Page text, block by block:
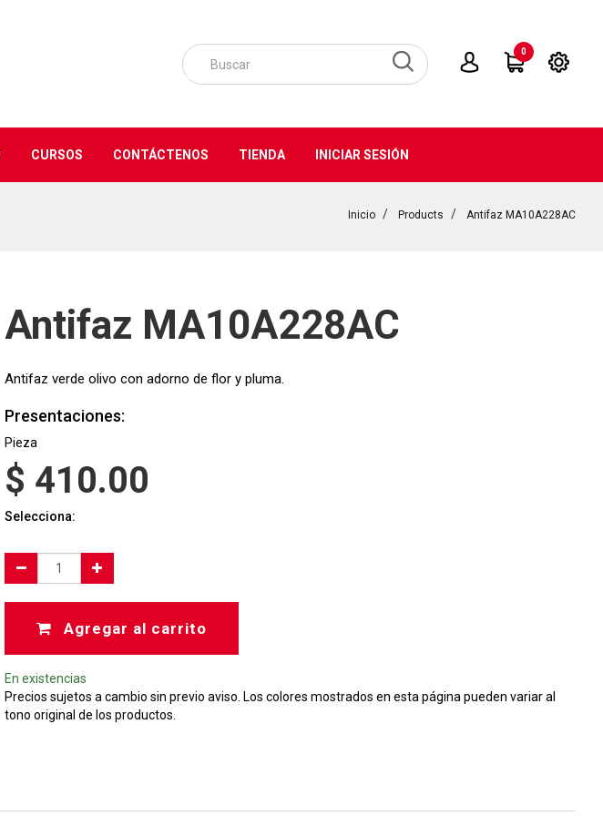
0
CURSOS CONTÁCTENOS TIENDA INICIAR SESIÓN
Inicio Products Antifaz MA10A228AC
Antifaz MA10A228AC
Antifaz verde olivo con adorno de flor y pluma.
Presentaciones:
Pieza
$ 410.00
Selecciona:
Agregar al carrito
En existencias
Precios sujetos a cambio sin previo aviso. Los colores mostrados en esta página pueden variar al
tono original de los productos.